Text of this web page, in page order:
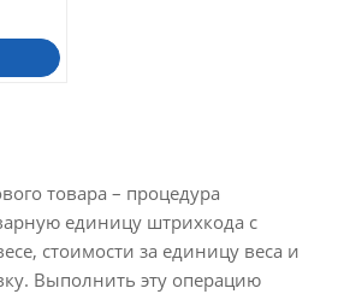
товара – процедура
единицу штрихкода с
стоимости за единицу веса и
Выполнить эту операцию